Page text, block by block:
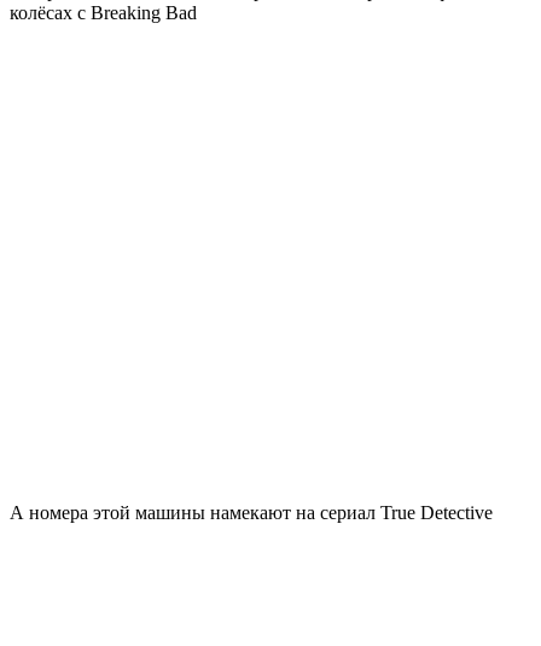
колёсах с Breaking Bad
А номера этой машины намекают на сериал True Detective